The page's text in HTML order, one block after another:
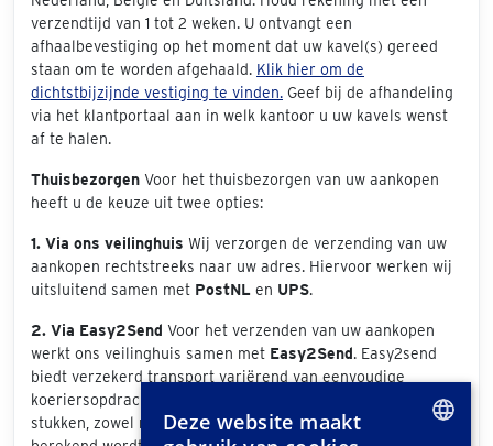
verzendtijd van 1 tot 2 weken. U ontvangt een
afhaalbevestiging op het moment dat uw kavel(s) gereed
staan om te worden afgehaald. Klik hier om de
dichtstbijzijnde vestiging te vinden. Geef bij de afhandeling
via het klantportaal aan in welk kantoor u uw kavels wenst
af te halen.
Thuisbezorgen Voor het thuisbezorgen van uw aankopen
heeft u de keuze uit twee opties:
1. Via ons veilinghuis Wij verzorgen de verzending van uw
aankopen rechtstreeks naar uw adres. Hiervoor werken wij
uitsluitend samen met PostNL en UPS.
2. Via Easy2Send Voor het verzenden van uw aankopen
werkt ons veilinghuis samen met Easy2Send. Easy2send
biedt verzekerd transport variërend van eenvoudige
koeriersopdrachten tot het vervoeren van exclusieve
stukken, zowel nationaal als internationaal. De prijs die
Deze website maakt